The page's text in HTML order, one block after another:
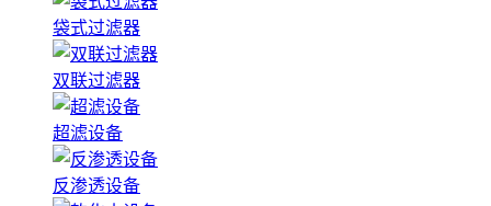
袋式过滤器
双联过滤器
超滤设备
反渗透设备